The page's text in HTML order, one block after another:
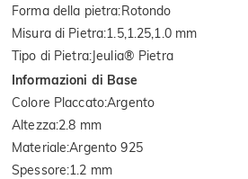
Forma della pietra:Rotondo
Misura di Pietra:1.5,1.25,1.0 mm
Tipo di Pietra:Jeulia® Pietra
Informazioni di Base
Colore Placcato:Argento
Altezza:2.8 mm
Materiale:Argento 925
Spessore:1.2 mm